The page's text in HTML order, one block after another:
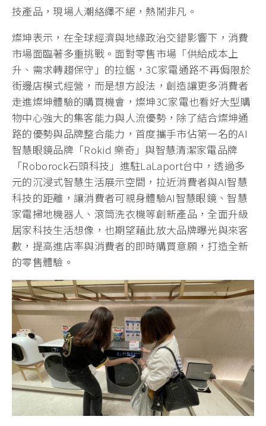
技產品，現場人潮絡繹不絕，熱鬧非凡。
燦坤表示，在全球經濟與地緣政治交錯影響下，消費
市場面臨著多重挑戰。面對零售市場「供給成本上
升、需求轉趨保守」的拉鋸，3C家電通路不再侷限於
街邊店模式經營，而是想方設法，創造讓更多消費者
走進燦坤體驗的購買機會，燦坤3C家電也看好大型購
物中心強大的集客能力與人流優勢，除了結合燦坤通
路的優勢與品牌整合能力，首度攜手市佔第一名的AI
智慧眼鏡品牌「Rokid 樂奇」與智慧清潔家電品牌
「Roborock石頭科技」進駐LaLaport台中，透過多
元的沉浸式智慧生活展示空間，拉近消費者與AI智慧
科技的距離，讓消費者可親身體驗AI智慧眼鏡、智慧
家電掃地機器人、滾筒洗衣機等創新產品，全面升級
居家科技生活想像，也期望藉此放大品牌曝光與來客
數，提高進店率與消費者的即時購買意願，打造全新
的零售體驗。